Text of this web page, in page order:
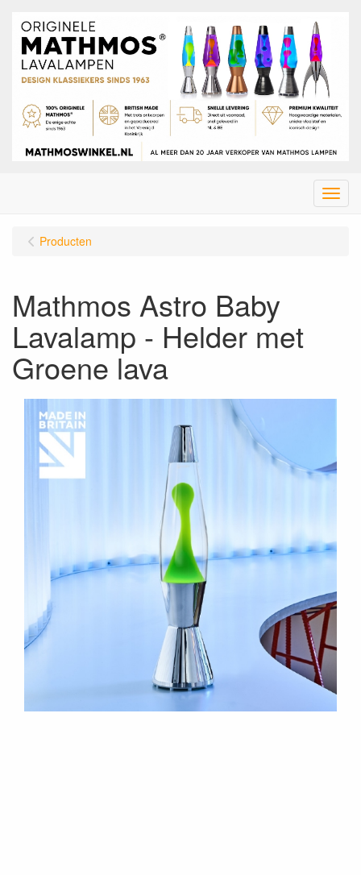
Menu
Producten
Mathmos Astro Baby
Lavalamp - Helder met
Groene lava